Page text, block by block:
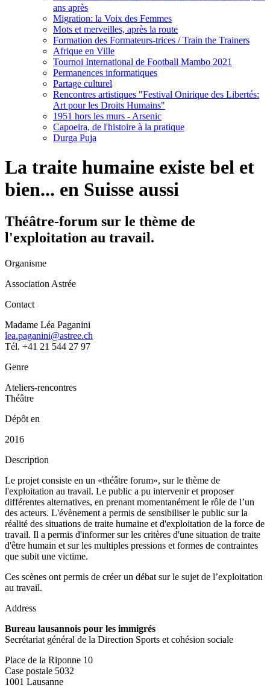
ans après
Migration: la Voix des Femmes
Mots et merveilles, après la route
Formation des Formateurs-trices / Train the Trainers
Afrique en Ville
Tournoi International de Football Mambo 2021
Permanences informatiques
Partage culturel
Rencontres artistiques "Festival Onirique des Libertés:
Art pour les Droits Humains"
1951 hors les murs - Arsenic
Capoeira, de l'histoire à la pratique
Durga Puja
La traite humaine existe bel et
bien... en Suisse aussi
Théâtre-forum sur le thème de
l'exploitation au travail.
Organisme
Association Astrée
Contact
Madame Léa Paganini
lea.paganini@astree.ch
Tél. +41 21 544 27 97
Genre
Ateliers-rencontres
Théâtre
Dépôt en
2016
Description
Le projet consiste en un «théâtre forum», sur le thème de
l'exploitation au travail. Le public a pu intervenir et proposer
différentes alternatives, en prenant momentanément le rôle de l’un
des acteurs. L'évènement a permis de sensibiliser le public sur la
réalité des situations de traite humaine et d'exploitation de la force de
travail. Il a permis d'informer sur les critères d'une situation de traite
d'être humain et sur les multiples pressions et formes de contraintes
que subit une victime.
Ces scènes ont permis de créer un débat sur le sujet de l’exploitation
au travail.
Address
Bureau lausannois pour les immigrés
Secrétariat général de la Direction Sports et cohésion sociale
Place de la Riponne 10
Case postale 5032
1001 Lausanne